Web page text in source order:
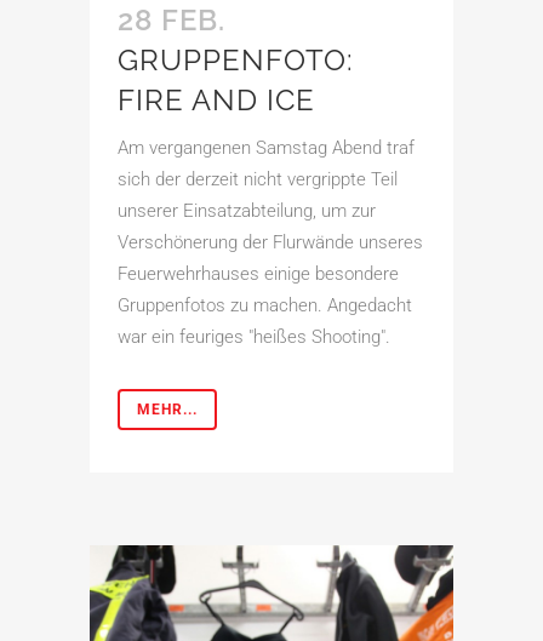
28 FEB.
GRUPPENFOTO:
FIRE AND ICE
Am vergangenen Samstag Abend traf
sich der derzeit nicht vergrippte Teil
unserer Einsatzabteilung, um zur
Verschönerung der Flurwände unseres
Feuerwehrhauses einige besondere
Gruppenfotos zu machen. Angedacht
war ein feuriges "heißes Shooting".
MEHR...